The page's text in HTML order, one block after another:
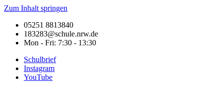
Zum Inhalt springen
05251 8813840
183283@schule.nrw.de
Mon - Fri: 7:30 - 13:30
Schulbrief
Instagram
YouTube